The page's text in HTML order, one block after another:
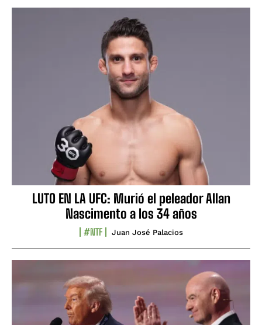
LUTO EN LA UFC: Murió el peleador Allan
Nascimento a los 34 años
#NTF Juan José Palacios